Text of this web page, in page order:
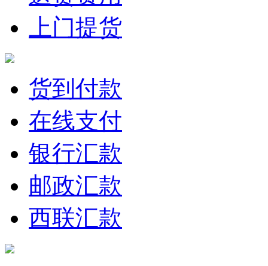
上门提货
货到付款
在线支付
银行汇款
邮政汇款
西联汇款